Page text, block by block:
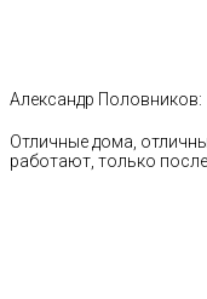
Александр Половников:
Отличные дома,
работают, только